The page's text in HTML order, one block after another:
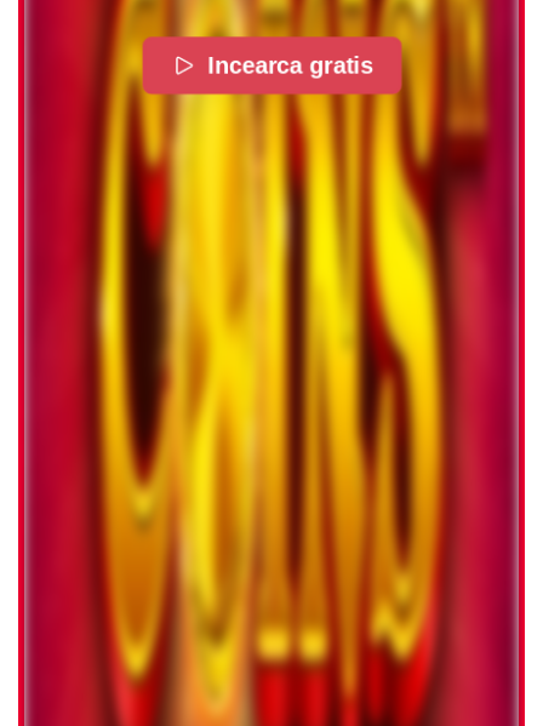
Incearca gratis